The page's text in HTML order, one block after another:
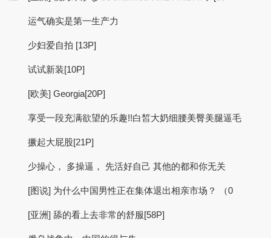
运气确实是第一生产力
少妇爱自拍 [13P]
试试新装[10P]
[欧美] Georgia[20P]
享受一段充满欲望的乐趣!!白皙大奶细腰美臀美腿逼毛
撅起大屁股[21P]
少操心， 多操逼， 先活好自己 其他的都和你无关
[图说] 为什么中国男性正在集体退出相亲市场？ （0
[亚洲] 舔的看上去非常的舒服[58P]